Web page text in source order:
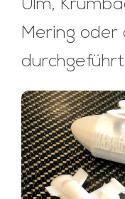
Ulm,
Mering oder